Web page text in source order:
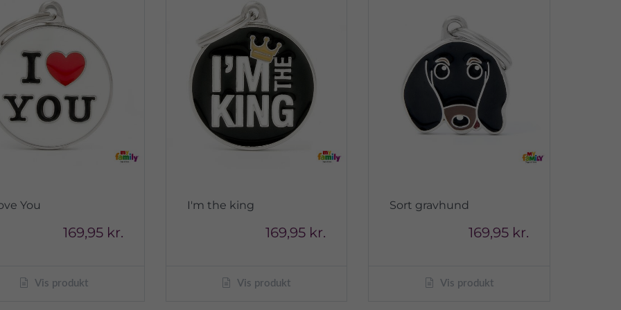
You
169,95 kr.
Vis produkt
I'm the king
169,95 kr.
Vis produkt
Sort gravhund
169,95 kr.
Vis produkt